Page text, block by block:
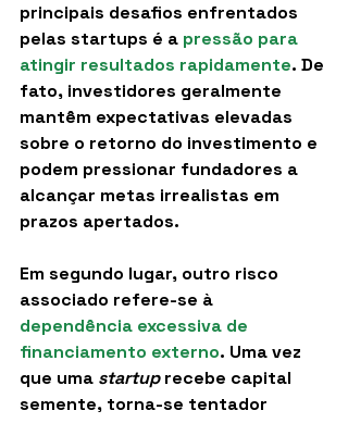
principais desafios enfrentados
pelas startups é a pressão para
atingir resultados rapidamente. De
fato, investidores geralmente
mantêm expectativas elevadas
sobre o retorno do investimento e
podem pressionar fundadores a
alcançar metas irrealistas em
prazos apertados.
Em segundo lugar, outro risco
associado refere-se à
dependência excessiva de
financiamento externo. Uma vez
que uma startup recebe capital
semente, torna-se tentador